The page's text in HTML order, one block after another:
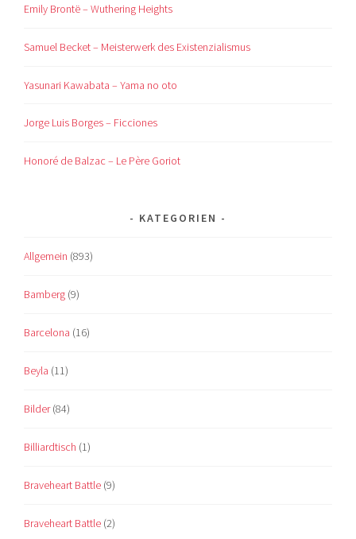
Emily Brontë – Wuthering Heights
Samuel Becket – Meisterwerk des Existenzialismus
Yasunari Kawabata – Yama no oto
Jorge Luis Borges – Ficciones
Honoré de Balzac – Le Père Goriot
KATEGORIEN
Allgemein (893)
Bamberg (9)
Barcelona (16)
Beyla (11)
Bilder(84)
Billiardtisch (1)
Braveheart Battle (9)
Braveheart Battle (2)